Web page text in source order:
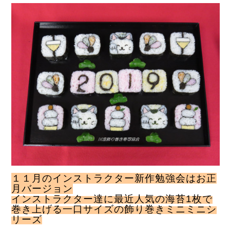
１１月のインストラクター新作勉強会はお正
月バージョン
インストラクター達に最近人気の海苔1枚で
巻き上げる一口サイズの飾り巻きミニミニシ
リーズ